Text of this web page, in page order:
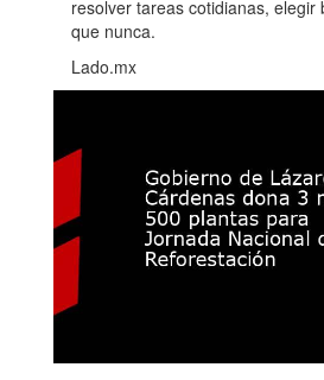
resolver tareas cotidianas, elegir
que nunca.
Lado.mx